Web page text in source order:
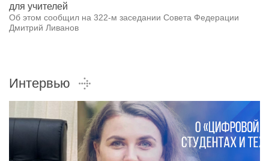
для учителей
Об этом сообщил на 322-м заседании Совета Федерации
Дмитрий Ливанов
Интервью